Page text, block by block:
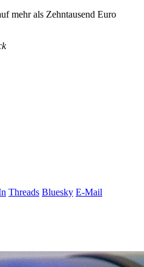
mehr als Zehntausend Euro
Threads Bluesky E-Mail